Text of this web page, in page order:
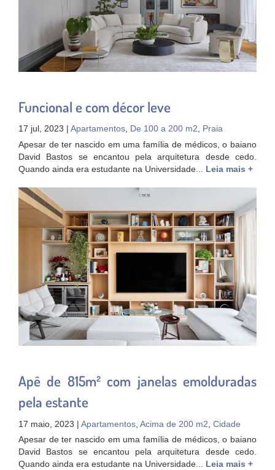
Funcional e com décor leve
17 jul, 2023 | Apartamentos, De 100 a 200 m2, Praia
Apesar de ter nascido em uma família de médicos, o baiano
David Bastos se encantou pela arquitetura desde cedo.
Quando ainda era estudante na Universidade... Leia mais +
Apê de 815m² com janelas emolduradas
pela estante
17 maio, 2023 | Apartamentos Acima de 200 m2 Cidade
Apesar de ter nascido em uma família de médicos, o baiano
David Bastos se encantou pela arquitetura desde cedo.
Quando ainda era estudante na Universidade... Leia mais +